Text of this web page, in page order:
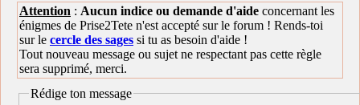
Attention : Aucun indice ou demande d'aide concernant les
énigmes de Prise2Tete n'est accepté sur le forum ! Rends-toi
sur le cercle des sages si tu as besoin d'aide !
Tout nouveau message ou sujet ne respectant pas cette règle
sera supprimé, merci.
Rédige ton message